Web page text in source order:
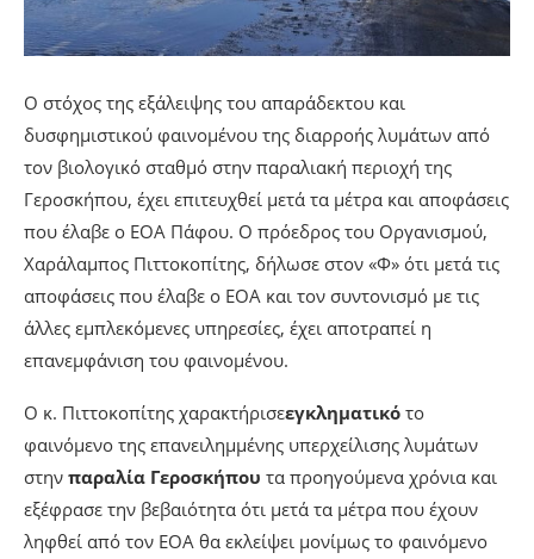
Ο στόχος της εξάλειψης του απαράδεκτου και
δυσφημιστικού φαινομένου της διαρροής λυμάτων από
τον βιολογικό σταθμό στην παραλιακή περιοχή της
Γεροσκήπου, έχει επιτευχθεί μετά τα μέτρα και αποφάσεις
που έλαβε ο ΕΟΑ Πάφου. Ο πρόεδρος του Οργανισμού,
Χαράλαμπος Πιττοκοπίτης, δήλωσε στον «Φ» ότι μετά τις
αποφάσεις που έλαβε ο ΕΟΑ και τον συντονισμό με τις
άλλες εμπλεκόμενες υπηρεσίες, έχει αποτραπεί η
επανεμφάνιση του φαινομένου.
Ο κ. Πιττοκοπίτης χαρακτήρισεεγκληματικό το
φαινόμενο της επανειλημμένης υπερχείλισης λυμάτων
στην παραλία Γεροσκήπου τα προηγούμενα χρόνια και
εξέφρασε την βεβαιότητα ότι μετά τα μέτρα που έχουν
ληφθεί από τον ΕΟΑ θα εκλείψει μονίμως το φαινόμενο